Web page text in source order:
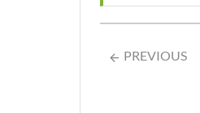
arrow_backward PREVIOUS